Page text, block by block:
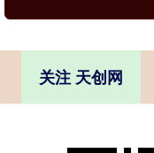
关注 天创网